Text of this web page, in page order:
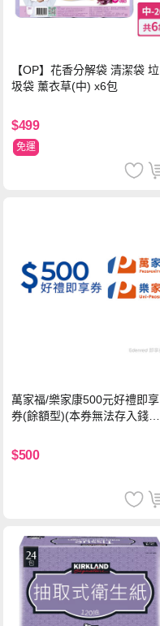
【OP】花香分解袋 清潔袋 垃
圾袋 薰衣草(中) x6包
$499
免運
萬家福/樂家康500元好禮即享
券(餘額型)(本券無法存入錢包
$500